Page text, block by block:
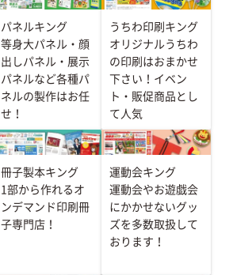
パネルキング
等身大パネル・顔
出しパネル・展示
パネルなど各種パ
ネルの製作はお任
せ！
うちわ印刷キング
オリジナルうちわ
の印刷はおまかせ
下さい！イベン
ト・販促商品とし
て人気
冊子製本キング
1部から作れるオ
ンデマンド印刷冊
子専門店！
運動会キング
運動会やお遊戯会
にかかせないグッ
ズを多数取扱して
おります！